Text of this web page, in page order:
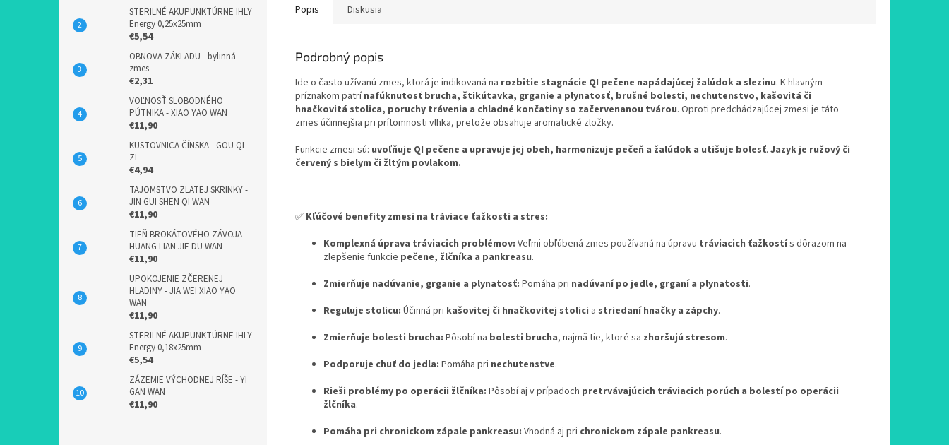
STERILNÉ AKUPUNKTÚRNE IHLY
Energy 0,25x25mm
€5,54
OBNOVA ZÁKLADU - bylinná
zmes
€2,31
VOĽNOSŤ SLOBODNÉHO
PÚTNIKA - XIAO YAO WAN
€11,90
KUSTOVNICA ČÍNSKA - GOU QI
ZI
€4,94
TAJOMSTVO ZLATEJ SKRINKY -
JIN GUI SHEN QI WAN
€11,90
TIEŇ BROKÁTOVÉHO ZÁVOJA -
HUANG LIAN JIE DU WAN
€11,90
UPOKOJENIE ZČERENEJ
HLADINY - JIA WEI XIAO YAO
WAN
€11,90
STERILNÉ AKUPUNKTÚRNE IHLY
Energy 0,18x25mm
€5,54
ZÁZEMIE VÝCHODNEJ RÍŠE - YI
GAN WAN
€11,90
Popis Diskusia
Podrobný popis
Ide o často užívanú zmes, ktorá je indikovaná na rozbitie stagnácie QI pečene napádajúcej žalúdok a slezinu. K hlavným
príznakom patrínafúknutosť brucha, štikútavka, grganie a plynatosť, brušné bolesti, nechutenstvo, kašovitá či
hnačkovitá stolica, poruchy trávenia a chladné končatiny so začervenanou tvárou. Oproti predchádzajúcej zmesi je táto
zmes účinnejšia pri prítomnosti vlhka, pretože obsahuje aromatické zložky.
Funkcie zmesi sú: uvoľňuje QI pečene a upravuje jej obeh, harmonizuje pečeň a žalúdok a utišuje bolesť. Jazyk je ružový či
červený s bielym či žltým povlakom.
✅ Kľúčové benefity zmesi na tráviace ťažkosti a stres:
Komplexná úprava tráviacich problémov: Veľmi obľúbená zmes používaná na úpravu tráviacich ťažkostís dôrazom na
zlepšenie funkcie pečene, žlčníka a pankreasu.
Zmierňuje nadúvanie, grganie a plynatosť: Pomáha pri nadúvaní po jedle, grganí a plynatosti.
Reguluje stolicu: Účinná pri kašovitej či hnačkovitej stolici a striedaní hnačky a zápchy.
Zmierňuje bolesti brucha: Pôsobí na bolesti brucha, najmä tie, ktoré sa zhoršujú stresom.
Podporuje chuť do jedla: Pomáha pri nechutenstve.
Rieši problémy po operácii žlčníka: Pôsobí aj v prípadoch pretrvávajúcich tráviacich porúch a bolestí po operácii
žlčníka.
Pomáha pri chronickom zápale pankreasu: Vhodná aj pri chronickom zápale pankreasu.